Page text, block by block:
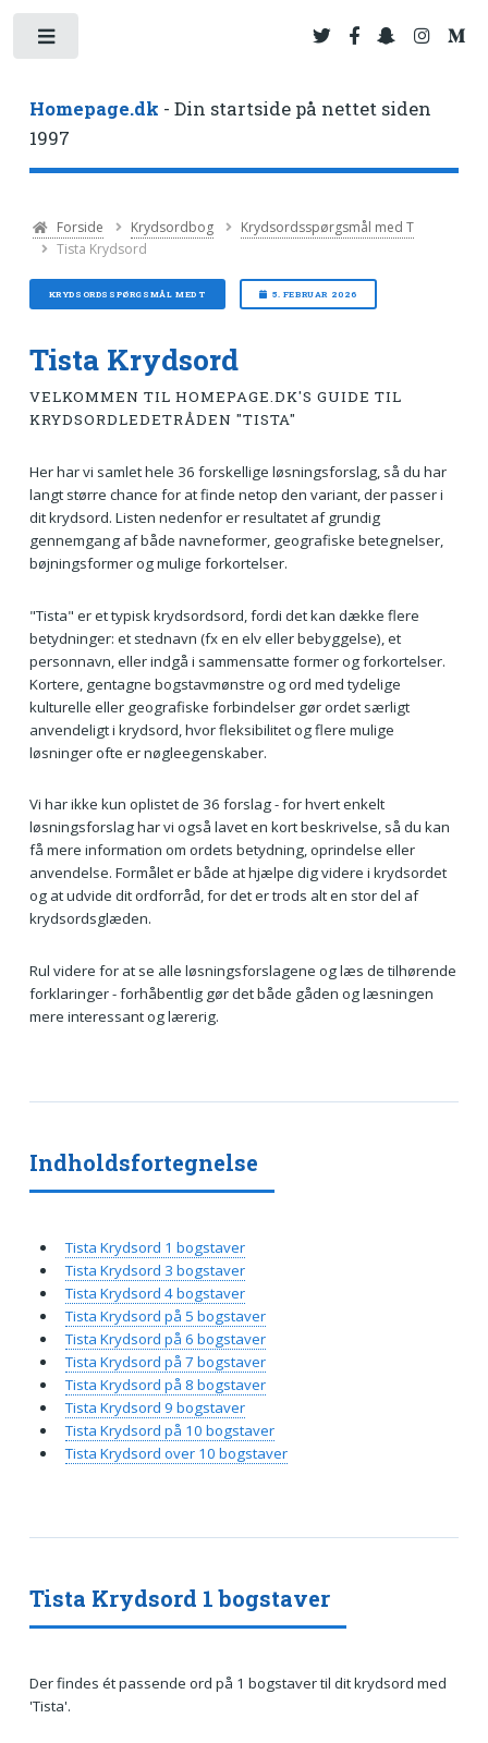
Homepage.dk - Din startside på nettet siden
1997
Forside Krydsordbog
Krydsordsspørgsmål med T
Tista Krydsord
KRYDSORDSSPØRGSMÅL MED T 5. FEBRUAR 2026
Tista Krydsord
VELKOMMEN TIL HOMEPAGE.DK'S GUIDE TIL
KRYDSORDLEDETRÅDEN "TISTA"
Her har vi samlet hele 36 forskellige løsningsforslag, så du har
langt større chance for at finde netop den variant, der passer i
dit krydsord. Listen nedenfor er resultatet af grundig
gennemgang af både navneformer, geografiske betegnelser,
bøjningsformer og mulige forkortelser.
"Tista" er et typisk krydsordsord, fordi det kan dække flere
betydninger: et stednavn (fx en elv eller bebyggelse), et
personnavn, eller indgå i sammensatte former og forkortelser.
Kortere, gentagne bogstavmønstre og ord med tydelige
kulturelle eller geografiske forbindelser gør ordet særligt
anvendeligt i krydsord, hvor fleksibilitet og flere mulige
løsninger ofte er nøgleegenskaber.
Vi har ikke kun oplistet de 36 forslag - for hvert enkelt
løsningsforslag har vi også lavet en kort beskrivelse, så du kan
få mere information om ordets betydning, oprindelse eller
anvendelse. Formålet er både at hjælpe dig videre i krydsordet
og at udvide dit ordforråd, for det er trods alt en stor del af
krydsordsglæden.
Rul videre for at se alle løsningsforslagene og læs de tilhørende
forklaringer - forhåbentlig gør det både gåden og læsningen
mere interessant og lærerig.
Tista Krydsord 1 bogstaver
Der findes ét passende ord på 1 bogstaver til dit krydsord med
'Tista'.
Indholdsfortegnelse
Tista Krydsord 1 bogstaver
Tista Krydsord 3 bogstaver
Tista Krydsord 4 bogstaver
Tista Krydsord på 5 bogstaver
Tista Krydsord på 6 bogstaver
Tista Krydsord på 7 bogstaver
Tista Krydsord på 8 bogstaver
Tista Krydsord 9 bogstaver
Tista Krydsord på 10 bogstaver
Tista Krydsord over 10 bogstaver